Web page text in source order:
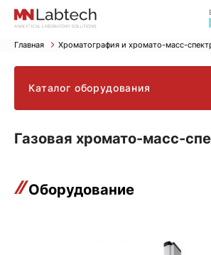
Главная Хроматография и хромато-масс-
Каталог оборудования
Газовая хромато-масс-
Оборудование